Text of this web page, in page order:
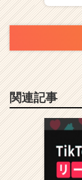
関連記事